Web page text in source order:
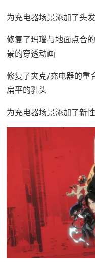
为充电器场景添加了头发
修复了玛瑙与地面点合
景的穿透动画
修复了夹克/充电器的重
扁平的乳头
为充电器场景添加了新